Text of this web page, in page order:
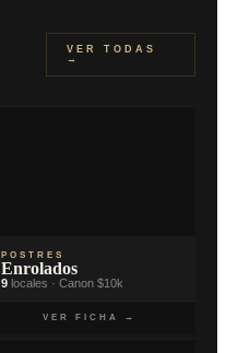
VER TODAS
→
POSTRES
Enrolados
9locales · Canon $10k
VER FICHA →